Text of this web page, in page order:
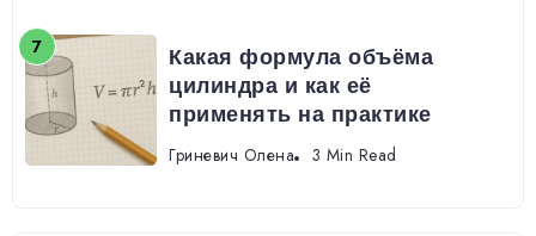
Какая формула объёма
цилиндра и как её
применять на практике
Гриневич Олена 3 Min Read